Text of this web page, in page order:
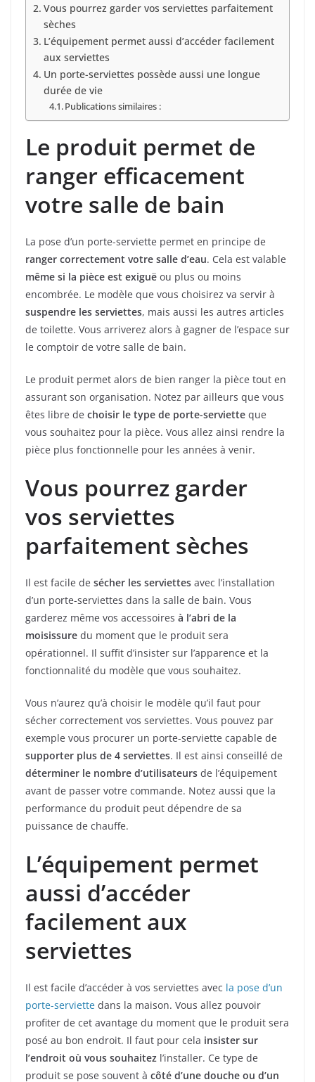
Vous pourrez garder vos serviettes parfaitement
sèches
L’équipement permet aussi d’accéder facilement
aux serviettes
Un porte-serviettes possède aussi une longue
durée de vie
Publications similaires :
Le produit permet de
ranger efficacement
votre salle de bain
La pose d’un porte-serviette permet en principe de
ranger correctement votre salle d’eau. Cela est valable
même si la pièce est exiguë ou plus ou moins
encombrée. Le modèle que vous choisirez va servir à
suspendre les serviettes, mais aussi les autres articles
de toilette. Vous arriverez alors à gagner de l’espace sur
le comptoir de votre salle de bain.
Le produit permet alors de bien ranger la pièce tout en
assurant son organisation. Notez par ailleurs que vous
êtes libre de choisir le type de porte-serviette que
vous souhaitez pour la pièce. Vous allez ainsi rendre la
pièce plus fonctionnelle pour les années à venir.
Vous pourrez garder
vos serviettes
parfaitement sèches
Il est facile de sécher les serviettes avec l’installation
d’un porte-serviettes dans la salle de bain. Vous
garderez même vos accessoires à l’abri de la
moisissure du moment que le produit sera
opérationnel. Il suffit d’insister sur l’apparence et la
fonctionnalité du modèle que vous souhaitez.
Vous n’aurez qu’à choisir le modèle qu’il faut pour
sécher correctement vos serviettes. Vous pouvez par
exemple vous procurer un porte-serviette capable de
supporter plus de 4 serviettes. Il est ainsi conseillé de
déterminer le nombre d’utilisateurs de l’équipement
avant de passer votre commande. Notez aussi que la
performance du produit peut dépendre de sa
puissance de chauffe.
L’équipement permet
aussi d’accéder
facilement aux
serviettes
Il est facile d’accéder à vos serviettes avec la pose d’un
porte-serviette dans la maison. Vous allez pouvoir
profiter de cet avantage du moment que le produit sera
posé au bon endroit. Il faut pour cela insister sur
l’endroit où vous souhaitez l’installer. Ce type de
produit se pose souvent à côté d’une douche ou d’un